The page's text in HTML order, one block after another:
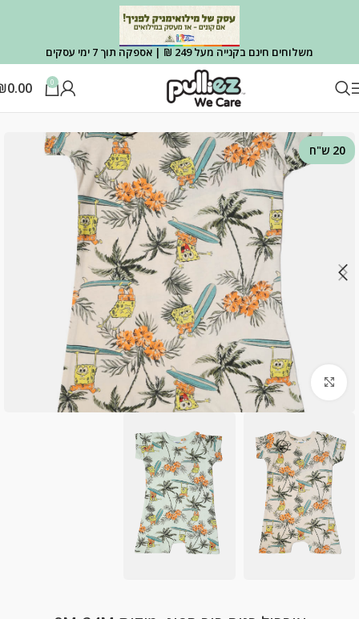
משלוחים חינם בקנייה מעל 249 ₪ | אספקה תוך 7 ימי עסקים
0
0.00
עמוד הבית OUTLET OUTLET הלבשה
Click to enlarge
20 ש"ח